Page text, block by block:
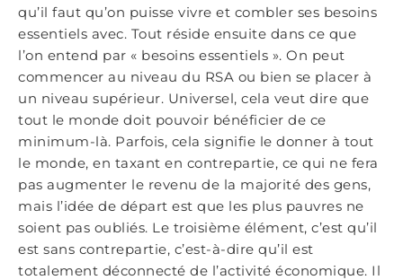
qu’il faut qu’on puisse vivre et combler ses besoins
essentiels avec. Tout réside ensuite dans ce que
l’on entend par « besoins essentiels ». On peut
commencer au niveau du RSA ou bien se placer à
un niveau supérieur. Universel, cela veut dire que
tout le monde doit pouvoir bénéficier de ce
minimum-là. Parfois, cela signifie le donner à tout
le monde, en taxant en contrepartie, ce qui ne fera
pas augmenter le revenu de la majorité des gens,
mais l’idée de départ est que les plus pauvres ne
soient pas oubliés. Le troisième élément, c’est qu’il
est sans contrepartie, c’est-à-dire qu’il est
totalement déconnecté de l’activité économique. Il